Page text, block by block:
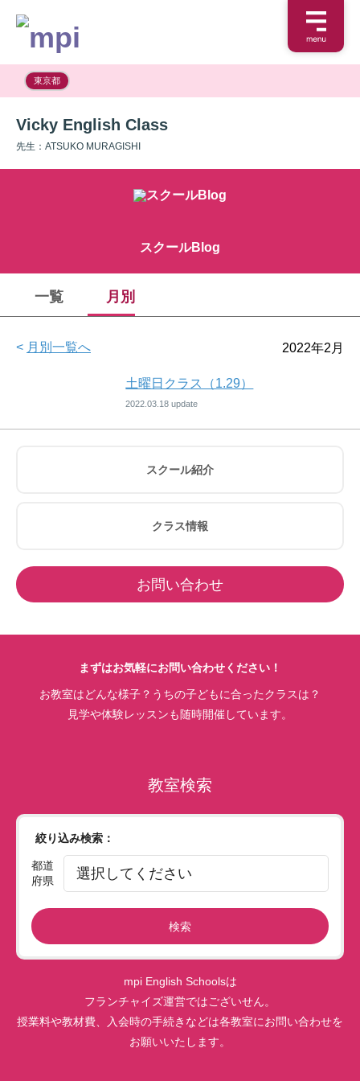
東京都
Vicky English Class
先生：ATSUKO MURAGISHI
スクールBlog
一覧 月別
< 月別一覧へ 2022年2月
土曜日クラス（1.29）
2022.03.18
スクール紹介
クラス情報
お問い合わせ
まずはお気軽にお問い合わせください！
お教室はどんな様子？うちの子どもに合ったクラスは？
見学や体験レッスンも随時開催しています。
教室検索
絞り込み検索：
都道
府県
検索
mpi English Schoolsは
フランチャイズ運営ではございせん。
授業料や教材費、入会時の手続きなどは各教室にお問い合わせを
お願いいたします。